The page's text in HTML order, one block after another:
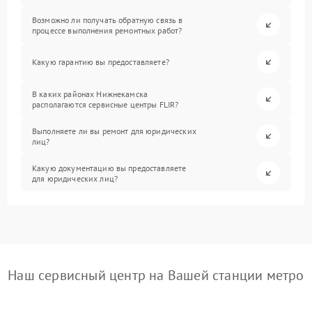
Возможно ли получать обратную связь в
процессе выполнения ремонтных работ?
Какую гарантию вы предоставляете?
В каких районах Нижнекамска
располагаются сервисные центры FLIR?
Выполняете ли вы ремонт для юридических
лиц?
Какую документацию вы предоставляете
для юридических лиц?
Наш сервисный центр на Вашей станции метро